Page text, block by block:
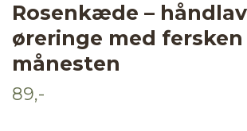
Rosenkæde –
øreringe med fersken
månesten
89,-